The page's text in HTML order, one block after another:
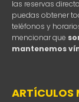
las reservas
puedas obtener
teléfonos y
mencionar que
mantenemos
ARTÍCULOS